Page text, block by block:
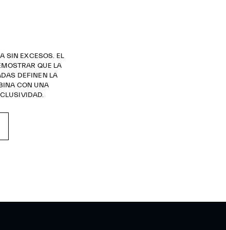
SIN EXCESOS. EL
QUE LA
DEFINEN LA
CON UNA